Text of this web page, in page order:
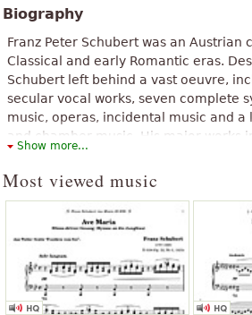
Biography
Franz Peter Schubert was an Austrian
Classical and early Romantic eras.
Schubert left behind a vast oeuvre,
secular vocal works, seven complete
music, operas, incidental music and a
and chamber music. His major works
759 , the ”Great” Symphony No. 9 in C
Fierrabras, the incidental music to the
the song cycles Die schöne Müllerin
The above text from the Wikipedia article "
available under CC BY-SA 3.0.
Show more...
Most viewed music